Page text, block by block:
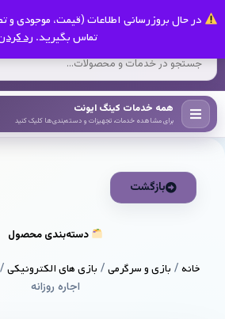
در حال بروزرسانی اطلاعات (قیمت، موجودی و
تماس بگیرید. رد
کینگ ایونت
همه خدمات کینگ ایونت
برای مشاهده خدمات، تجهیزات و دسته‌بندی‌ها کلیک کنید
بازگشت
دسته‌بندی محصول
خانه/ بازی و سرگرمی/ بازی های الکترونیکی/
اجاره روزانه